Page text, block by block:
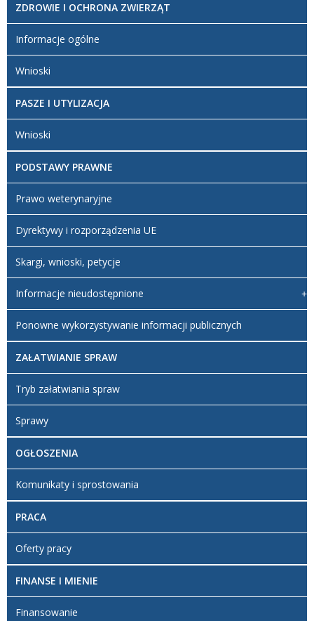
ZDROWIE I OCHRONA ZWIERZĄT
Informacje ogólne
Wnioski
PASZE I UTYLIZACJA
Wnioski
PODSTAWY PRAWNE
Prawo weterynaryjne
Dyrektywy i rozporządzenia UE
Skargi, wnioski, petycje
Informacje nieudostępnione
Ponowne wykorzystywanie informacji publicznych
ZAŁATWIANIE SPRAW
Tryb załatwiania spraw
Sprawy
OGŁOSZENIA
Komunikaty i sprostowania
PRACA
Oferty pracy
FINANSE I MIENIE
Finansowanie